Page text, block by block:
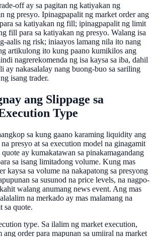
off ay sa pagitan ng katiyakan ng
ng presyo. Ipinagpapalit ng market order ang
sa katiyakan ng fill; ipinagpapalit ng limit
fill para sa katiyakan ng presyo. Walang isa
aalis ng risk; iniaayos lamang nila ito nang
artikulong ito kung paano kumikilos ang
nagrerekomenda ng isa kaysa sa iba, dahil
ay nakasalalay nang buong-buo sa sariling
isang trader.
ang Slippage sa
Type
sa kung gaano karaming liquidity ang
presyo at sa execution model na ginagamit
ay kumakatawan sa pinakamagandang
sa isang limitadong volume. Kung mas
kaysa sa volume na nakapatong sa presyong
sa susunod na price levels, na nagpo-
walang anumang news event. Ang mas
na merkado ay mas malamang na
sa quote.
type. Sa ilalim ng market execution,
ang order para mapunan sa umiiral na market